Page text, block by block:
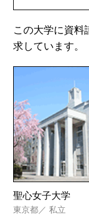
この大学に資料
求しています。
聖心女子大学
東京都／私立